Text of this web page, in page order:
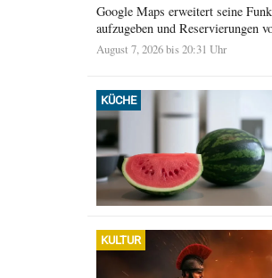
Google Maps erweitert seine
aufzugeben und Reservierungen
August 7, 2026 bis 20:31 Uhr
KÜCHE
KULTUR